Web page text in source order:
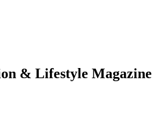
& Lifestyle Magazine